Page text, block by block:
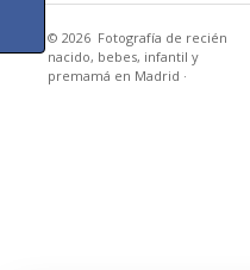
© 2026 Fotografía de recién
nacido, bebes, infantil y
premamá en Madrid ·